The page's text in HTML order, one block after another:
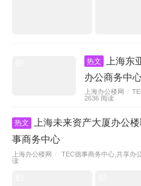
热文
上海东
办公商务中
上海办公楼网 /
2636 阅读
热文
上海未来资产大厦办公
事商务中心
上海办公楼网 / TEC德事商务中心 共享办
读